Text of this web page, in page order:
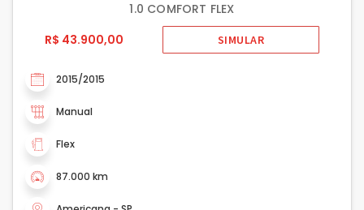
1.0 COMFORT FLEX
R$ 43.900,00
SIMULAR
2015/2015
Manual
Flex
87.000 km